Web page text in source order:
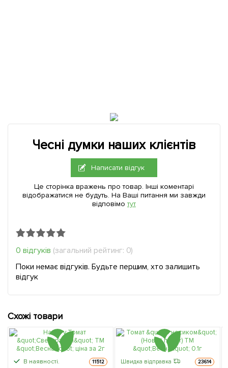
Чесні думки наших клієнтів
Написати відгук
Це сторінка вражень про товар. Інші коментарі
відображатися не будуть. На Ваші питання ми завжди
відповімо тут
0 відгуків (загальний рейтинг: 0)
Поки немає відгуків. Будьте першим, хто залишить
відгук
Схожі товари
В наявності. 11512 Швидка відправка 23614